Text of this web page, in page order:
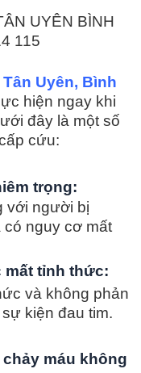
UYÊN BÌNH
115
Uyên, Bình
hiện ngay khi
đây là một số
cứu:
trọng:
với người bị
nguy cơ mất
mất tỉnh thức:
và không phản
kiện đau tim.
máu không